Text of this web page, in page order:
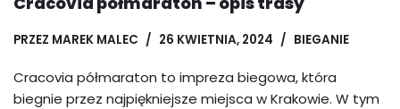
PRZEZ MAREK MALEC 26 KWIETNIA, 2024 BIEGANIE
Cracovia półmaraton to impreza biegowa, która
biegnie przez najpiękniejsze miejsca w Krakowie. W tym